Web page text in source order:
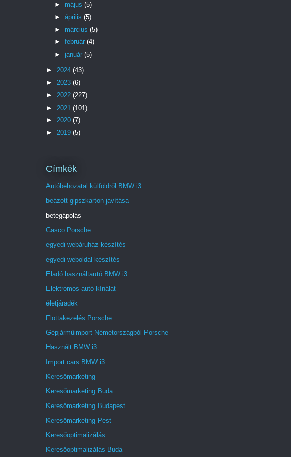
► május (5)
► április (5)
► március (5)
► február (4)
► január (5)
► 2024 (43)
► 2023 (6)
► 2022 (227)
► 2021 (101)
► 2020 (7)
► 2019 (5)
Címkék
Autóbehozatal külföldről BMW i3
beázott gipszkarton javítása
betegápolás
Casco Porsche
egyedi webáruház készítés
egyedi weboldal készítés
Eladó használtautó BMW i3
Elektromos autó kínálat
életjáradék
Flottakezelés Porsche
Gépjárműimport Németországból Porsche
Használt BMW i3
Import cars BMW i3
Keresőmarketing
Keresőmarketing Buda
Keresőmarketing Budapest
Keresőmarketing Pest
Keresőoptimalizálás
Keresőoptimalizálás Buda